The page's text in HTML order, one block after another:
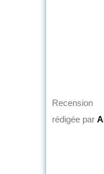
Recension
rédigée par